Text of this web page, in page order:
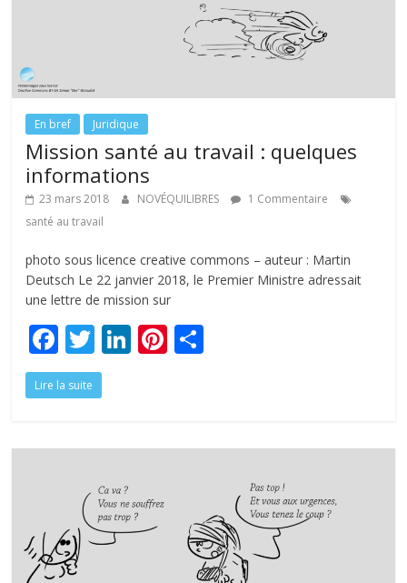
En bref Juridique
Mission santé au travail : quelques
informations
23 mars 2018 NOVÉQUILIBRES
1 Commentaire
santé au travail
photo sous licence creative commons – auteur : Martin
Deutsch Le 22 janvier 2018, le Premier Ministre adressait
une lettre de mission sur
F
ac
e
o
T
w
itt
Li
dI
Pi
st er
Lire la suite